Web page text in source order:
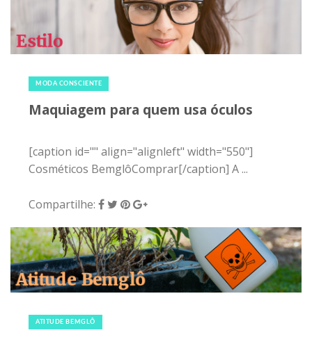
MODA CONSCIENTE
Maquiagem para quem usa óculos
[caption id="" align="alignleft" width="550"]
Cosméticos BemglôComprar[/caption] A ...
Compartilhe:
ATITUDE BEMGLÔ